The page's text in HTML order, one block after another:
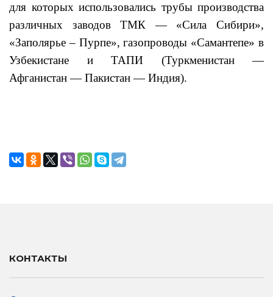
для которых использовались трубы производства
различных заводов ТМК — «Сила Сибири»,
«Заполярье – Пурпе», газопроводы «Самантепе» в
Узбекистане и ТАПИ (Туркменистан —
Афганистан — Пакистан — Индия).
КОНТАКТЫ